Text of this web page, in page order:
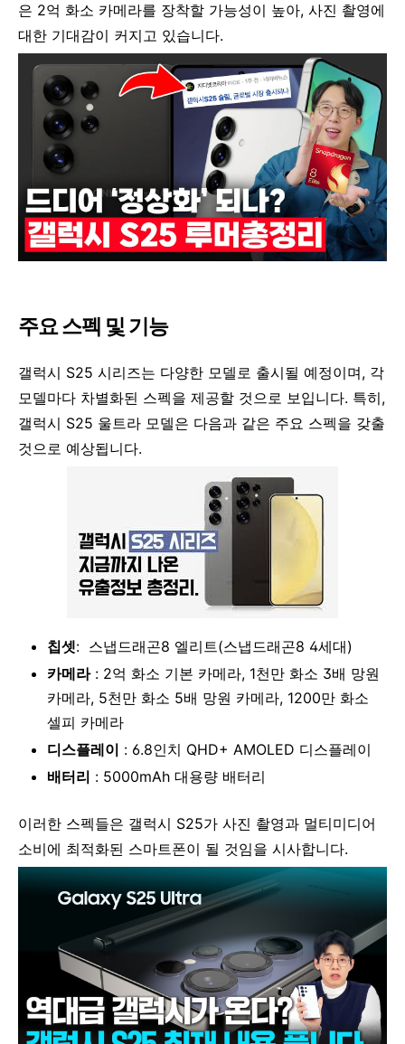
은 2억 화소 카메라를 장착할 가능성이 높아, 사진 촬영에
대한 기대감이 커지고 있습니다.
주요 스펙 및 기능
갤럭시 S25 시리즈는 다양한 모델로 출시될 예정이며, 각
모델마다 차별화된 스펙을 제공할 것으로 보입니다. 특히,
갤럭시 S25 울트라 모델은 다음과 같은 주요 스펙을 갖출
것으로 예상됩니다.
칩셋: 스냅드래곤8 엘리트(스냅드래곤8 4세대)
카메라 : 2억 화소 기본 카메라, 1천만 화소 3배 망원
카메라, 5천만 화소 5배 망원 카메라, 1200만 화소
셀피 카메라
디스플레이 : 6.8인치 QHD+ AMOLED 디스플레이
배터리 : 5000mAh 대용량 배터리
이러한 스펙들은 갤럭시 S25가 사진 촬영과 멀티미디어
소비에 최적화된 스마트폰이 될 것임을 시사합니다.